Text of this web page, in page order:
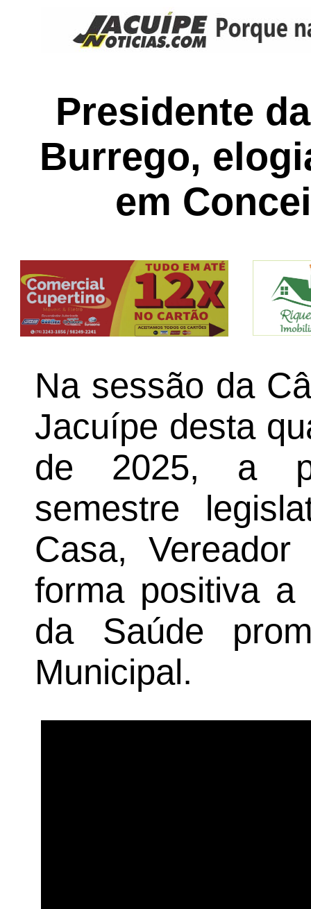
Presidente
Burrego,
em
Na sessão da
Jacuípe desta
de 2025, a
semestre
Casa,
forma positiva a
da Saúde
Municipal.